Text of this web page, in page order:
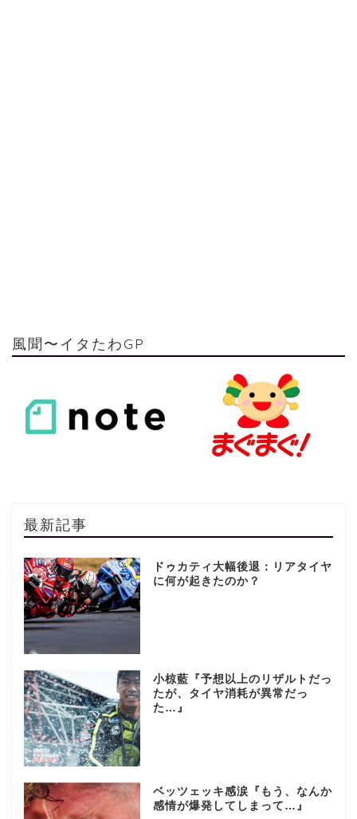
風聞〜イタたわGP
最新記事
ドゥカティ大幅後退：リアタイヤ
に何が起きたのか？
小椋藍『予想以上のリザルトだっ
たが、タイヤ消耗が異常だっ
た…』
ベッツェッキ感涙『もう、なんか
感情が爆発してしまって…』